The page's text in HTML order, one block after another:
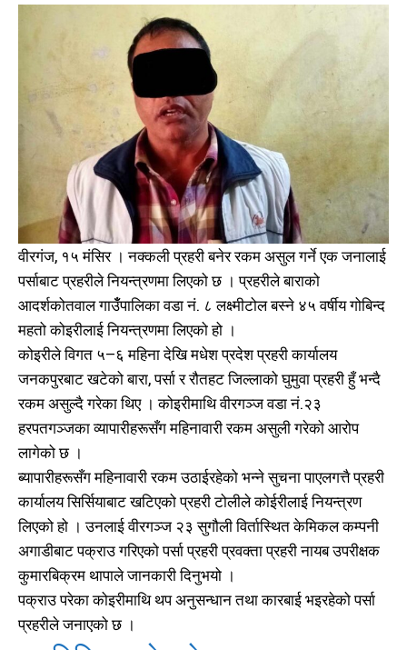
वीरगंज, १५ मंसिर । नक्कली प्रहरी बनेर रकम असुल गर्ने एक जनालाई
पर्साबाट प्रहरीले नियन्त्रणमा लिएको छ । प्रहरीले बाराको
आदर्शकोतवाल गाउँँपालिका वडा नं. ८ लक्ष्मीटोल बस्ने ४५ वर्षीय गोबिन्द
महतो कोइरीलाई नियन्त्रणमा लिएको हो ।
कोइरीले विगत ५–६ महिना देखि मधेश प्रदेश प्रहरी कार्यालय
जनकपुरबाट खटेको बारा, पर्सा र रौतहट जिल्लाको घुमुवा प्रहरी हुँ भन्दै
रकम असुल्दै गरेका थिए । कोइरीमाथि वीरगञ्ज वडा नं.२३
हरपतगञ्जका व्यापारीहरूसँग महिनावारी रकम असुली गरेको आरोप
लागेको छ ।
ब्यापारीहरूसँग महिनावारी रकम उठाईरहेको भन्ने सुचना पाएलगत्तै प्रहरी
कार्यालय सिर्सियाबाट खटिएको प्रहरी टोलीले कोईरीलाई नियन्त्रण
लिएको हो । उनलाई वीरगञ्ज २३ सुगौली विर्तास्थित केमिकल कम्पनी
अगाडीबाट पक्राउ गरिएको पर्सा प्रहरी प्रवक्ता प्रहरी नायब उपरीक्षक
कुमारबिक्रम थापाले जानकारी दिनुभयो ।
पक्राउ परेका कोइरीमाथि थप अनुसन्धान तथा कारबाई भइरहेको पर्सा
प्रहरीले जनाएको छ ।